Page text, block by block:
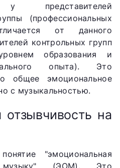
у представителей
(профессиональных
от данного
контрольных групп
образования и
опыта). Это
общее эмоциональное
с музыкальностью.
на
"эмоциональная
музыку" (ЭОМ). Это